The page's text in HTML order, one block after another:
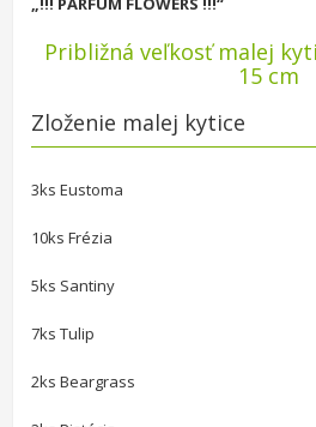
Približná veľkosť malej
15 cm
Zloženie malej kytice
3ks Eustoma
10ks Frézia
5ks Santiny
7ks Tulip
2ks Beargrass